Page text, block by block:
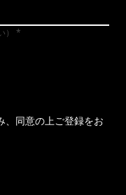
、同意の上ご登録をお